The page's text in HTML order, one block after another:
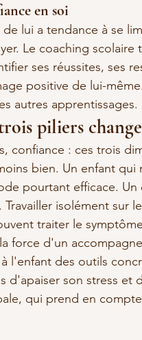
en soi
lui a tendance à se
Le coaching
ses réussites, ses
positive de lui-
autres apprentissages.
piliers
confiance : ces trois
bien. Un enfant
pourtant efficace.
isolément sur
traiter le
force d'un
l'enfant des outils
d'apaiser son stress et
qui prend en